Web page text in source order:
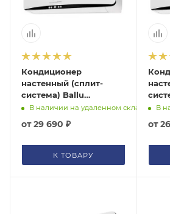
Кондиционер
настенный (сплит-
система) Ballu
Platinum City BSEP-
В наличии на удаленном складе
от29 690 ₽
К ТОВАРУ
В
от